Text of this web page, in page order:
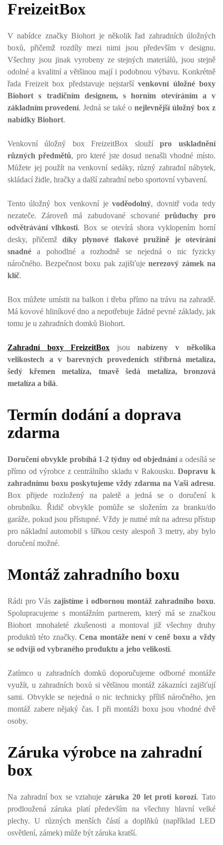
FreizeitBox
V nabídce značky Biohort je několik řad zahradních úložných
boxů, přičemž rozdíly mezi nimi jsou především v designu.
Všechny jsou jinak vyrobeny ze stejných materiálů, jsou stejně
odolné a kvalitní a většinou mají i podobnou výbavu. Konkrétně
řada Freizeit box představuje nejstarší venkovní úložné boxy
Biohort s tradičním designem, s horním otevíráním a v
základním provedení. Jedná se také o nejlevnější úložný box z
nabídky Biohort.
Venkovní úložný box FreizeitBox slouží pro uskladnění
různých předmětů, pro které jste dosud nenašli vhodné místo.
Můžete jej použít na venkovní sedáky, různý zahradní nábytek,
skládací židle, hračky a další zahradní nebo sportovní vybavení.
Tento úložný box venkovní je voděodolný, dovnitř voda tedy
nezateče. Zároveň má zabudované schované průduchy pro
odvětrávání vlhkosti. Box se otevírá shora vyklopením horní
desky, přičemž díky plynové tlakové pružině je otevírání
snadné a pohodlné a rozhodně se nejedná o nic fyzicky
náročného. Bezpečnost boxu pak zajišťuje nerezový zámek na
klíč.
Box můžete umístit na balkon i třeba přímo na trávu na zahradě.
Má kovové hliníkové dno a nepotřebuje žádné pevné základy, jak
tomu je u zahradních domků Biohort.
Zahradní boxy FreizeitBox jsou nabízeny v několika
velikostech a v barevných provedeních stříbrná metalíza,
šedý křemen metalíza, tmavě šedá metalíza, bronzová
metalíza a bílá.
Termín dodání a doprava
zdarma
Doručení obvykle probíhá 1-2 týdny od objednánía odesílá se
přímo od výrobce z centrálního skladu v Rakousku. Dopravu k
zahradnímu boxu poskytujeme vždy zdarma na Vaši adresu.
Box přijede rozložený na paletě a jedná se o doručení k
obrubníku. Řidič obvykle pomůže se složením za branku/do
garáže, pokud jsou přístupné. Vždy je nutné mít na adresu přístup
pro nákladní automobil s šířkou cesty alespoň 3 metry, aby bylo
doručení možné.
Montáž zahradního boxu
Rádi pro Vás zajistíme i odbornou montáž zahradního boxu.
Spolupracujeme s montážním partnerem, který má se značkou
Biohort mnohaleté zkušenosti a montoval již všechny druhy
produktů této značky. Cena montáže není v ceně boxu a vždy
se odvíjí od vybraného produktu a jeho velikosti.
Zatímco u zahradních domků doporučujeme odborné montáže
využít, u zahradních boxů si většinou montáž zákazníci zajišťují
sami. Obvykle se nejedná o nic technicky příliš náročného, jen
montáž zabere nějaký čas. I při montáži boxu jsou vhodné dvě
osoby.
Záruka výrobce na zahradní
box
Na zahradní box se vztahuje záruka 20 let proti korozi. Tato
prodloužená záruka platí především na všechny hlavní velké
plechy. U různých menších částí a doplňků (například LED
osvětlení, zámek) může být záruka kratší.